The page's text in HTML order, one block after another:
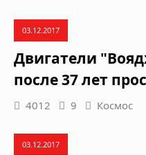
03.12.2017
Двигатели
после 37 лет
4012 9 Космос
03.12.2017